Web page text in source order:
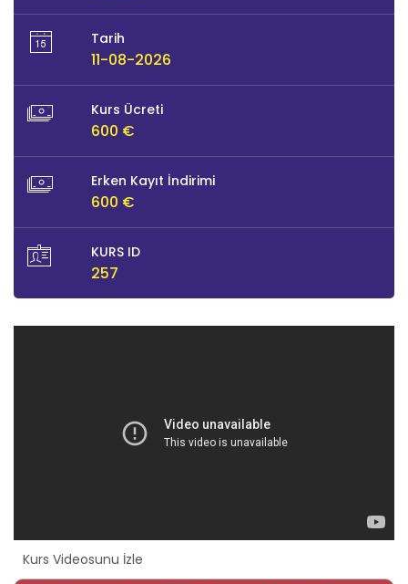
Tarih
11-08-2026
Kurs Ücreti
600 €
Erken Kayıt İndirimi
600 €
KURS ID
257
Kurs Videosunu İzle